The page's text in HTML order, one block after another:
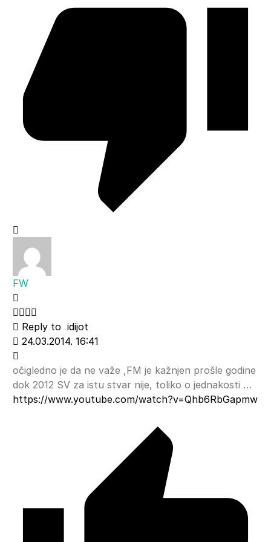
FW
Reply to idijot
24.03.2014. 16:41
očigledno je da ne važe ,FM je kažnjen prošle godine
dok 2012 SV za istu stvar nije, toliko o jednakosti …
https://www.youtube.com/watch?v=Qhb6RbGapmw